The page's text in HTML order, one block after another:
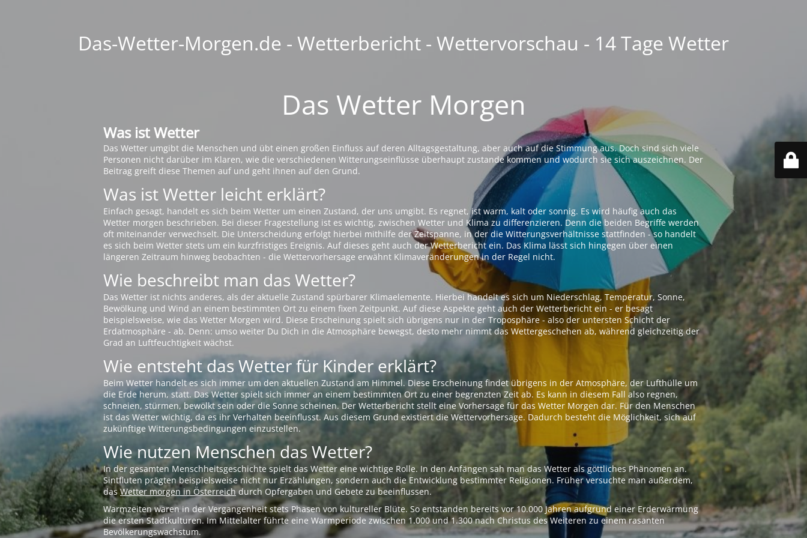
Das-Wetter-Morgen.de - Wetterbericht - Wettervorschau - 14 Tage Wetter
Das Wetter Morgen
Was ist Wetter
Das Wetter umgibt die Menschen und übt einen großen Einfluss auf deren Alltagsgestaltung, aber auch auf die Stimmung aus. Doch sind sich viele
Personen nicht darüber im Klaren, wie die verschiedenen Witterungseinflüsse überhaupt zustande kommen und wodurch sie sich auszeichnen. Der
Beitrag greift diese Themen auf und geht ihnen auf den Grund.
Was ist Wetter leicht erklärt?
Einfach gesagt, handelt es sich beim Wetter um einen Zustand, der uns umgibt. Es regnet, ist warm, kalt oder sonnig. Es wird häufig auch das
Wetter morgen beschrieben. Bei dieser Fragestellung ist es wichtig, zwischen Wetter und Klima zu differenzieren. Denn die beiden Begriffe werden
oft miteinander verwechselt. Die Unterscheidung erfolgt hierbei mithilfe der Zeitspanne, in der die Witterungsverhältnisse stattfinden - so handelt
es sich beim Wetter stets um ein kurzfristiges Ereignis. Auf dieses geht auch der Wetterbericht ein. Das Klima lässt sich hingegen über einen
längeren Zeitraum hinweg beobachten - die Wettervorhersage erwähnt Klimaveränderungen in der Regel nicht.
Wie beschreibt man das Wetter?
Das Wetter ist nichts anderes, als der aktuelle Zustand spürbarer Klimaelemente. Hierbei handelt es sich um Niederschlag, Temperatur, Sonne,
Bewölkung und Wind an einem bestimmten Ort zu einem fixen Zeitpunkt. Auf diese Aspekte geht auch der Wetterbericht ein - er besagt
beispielsweise, wie das Wetter Morgen wird. Diese Erscheinung spielt sich übrigens nur in der Troposphäre - also der untersten Schicht der
Erdatmosphäre - ab. Denn: umso weiter Du Dich in die Atmosphäre bewegst, desto mehr nimmt das Wettergeschehen ab, während gleichzeitig der
Grad an Luftfeuchtigkeit wächst.
Wie entsteht das Wetter für Kinder erklärt?
Beim Wetter handelt es sich immer um den aktuellen Zustand am Himmel. Diese Erscheinung findet übrigens in der Atmosphäre, der Lufthülle um
die Erde herum, statt. Das Wetter spielt sich immer an einem bestimmten Ort zu einer begrenzten Zeit ab. Es kann in diesem Fall also regnen,
schneien, stürmen, bewölkt sein oder die Sonne scheinen. Der Wetterbericht stellt eine Vorhersage für das Wetter Morgen dar. Für den Menschen
ist das Wetter wichtig, da es ihr Verhalten beeinflusst. Aus diesem Grund existiert die Wettervorhersage. Dadurch besteht die Möglichkeit, sich auf
zukünftige Witterungsbedingungen einzustellen.
Wie nutzen Menschen das Wetter?
In der gesamten Menschheitsgeschichte spielt das Wetter eine wichtige Rolle. In den Anfängen sah man das Wetter als göttliches Phänomen an.
Sintfluten prägten beispielsweise nicht nur Erzählungen, sondern auch die Entwicklung bestimmter Religionen. Früher versuchte man außerdem,
dasWetter morgen in Österreichdurch Opfergaben und Gebete zu beeinflussen.
Warmzeiten waren in der Vergangenheit stets Phasen von kultureller Blüte. So entstanden bereits vor 10.000 Jahren aufgrund einer Erderwärmung
die ersten Stadtkulturen. Im Mittelalter führte eine Warmperiode zwischen 1.000 und 1.300 nach Christus des Weiteren zu einem rasanten
Bevölkerungswachstum.